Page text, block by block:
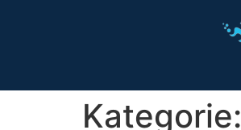
Kategorie: